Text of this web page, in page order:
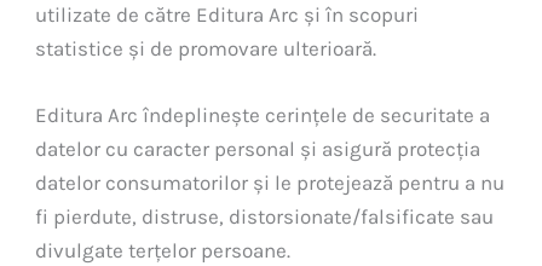
utilizate de către Editura Arc și în scopuri
statistice și de promovare ulterioară.
Editura Arc îndeplinește cerințele de securitate a
datelor cu caracter personal și asigură protecția
datelor consumatorilor și le protejează pentru a nu
fi pierdute, distruse, distorsionate/falsificate sau
divulgate terțelor persoane.